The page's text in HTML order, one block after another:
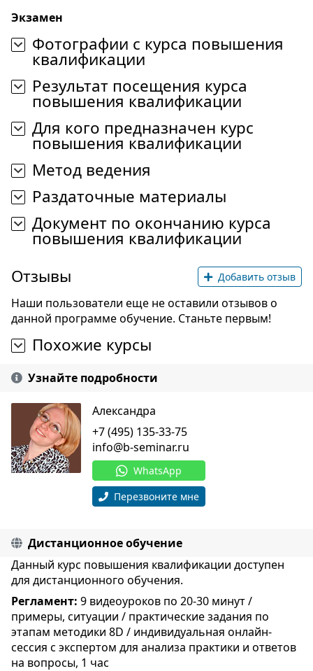
Экзамен
Фотографии с курса повышения
квалификации
Результат посещения курса
повышения квалификации
Для кого предназначен курс
повышения квалификации
Метод ведения
Раздаточные материалы
Документ по окончанию курса
повышения квалификации
Отзывы
Добавить отзыв
Наши пользователи еще не оставили отзывов о
данной программе обучение. Станьте первым!
Похожие курсы
Узнайте подробности
Александра
+7 (495) 135-33-75
info@b-seminar.ru
WhatsApp
Перезвоните мне
Дистанционное обучение
Данный курс повышения квалификации доступен
для дистанционного обучения.
Регламент: 9 видеоуроков по 20-30 минут /
примеры, ситуации / практические задания по
этапам методики 8D / индивидуальная онлайн-
сессия с экспертом для анализа практики и ответов
на вопросы, 1 час